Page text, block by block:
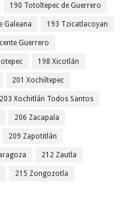
190 Totoltepec de Guerrero
Galeana 193 Tzicatlacoyan
Guerrero
198 Xicotlán
201 Xochiltepec
203 Xochitlán Todos Santos
206 Zacapala
209 Zapotitlán
212 Zautla
215 Zongozotla